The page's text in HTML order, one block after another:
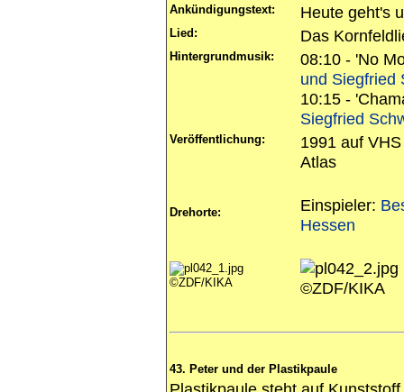
Ankündigungstext: Heute geht's
Lied: Das
Hintergrundmusik:
08:10 - 'No
und Siegfried
10:15 -
Siegfried
Veröffentlichung:
1991 auf
Atlas
Drehorte: Einspieler:
Hessen
©ZDF/KIKA ©ZDF/KIKA
43. Peter und der Plastikpaule